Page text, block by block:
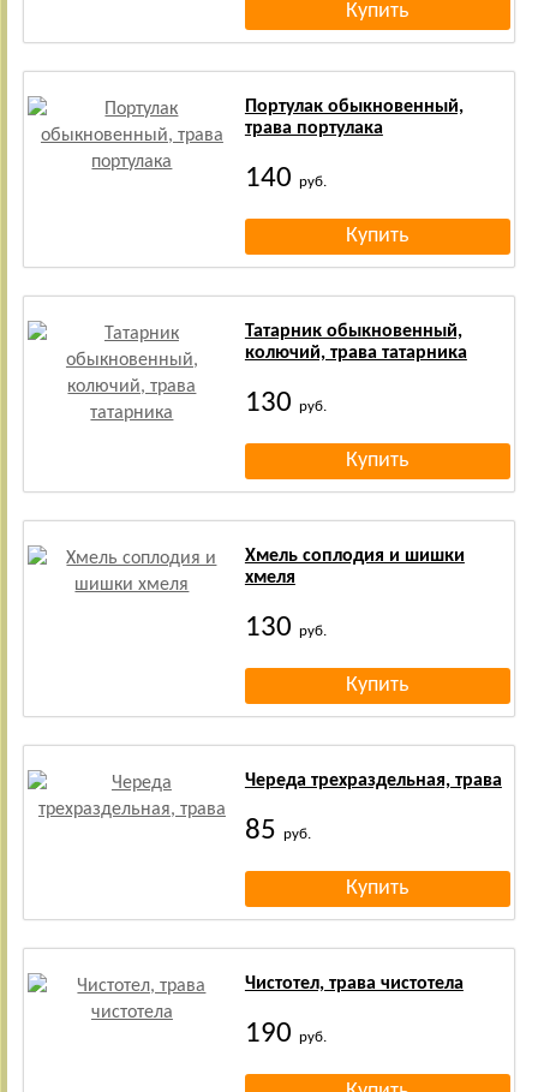
Портулак обыкновенный,
трава портулака
140 руб.
Татарник обыкновенный,
колючий, трава татарника
130 руб.
Хмель соплодия и шишки
хмеля
130 руб.
Череда трехраздельная, трава
85 руб.
Чистотел, трава чистотела
190 руб.